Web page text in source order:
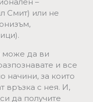
Смит) или не
може да ви
и все
начини, за които
връзка с нея. И,
да получите